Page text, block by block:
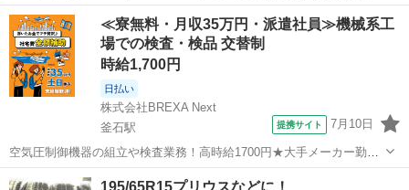
問題ありません。 タイヤはスタッドレスですが交換前提または履き潰
しとお考え下さい。
岩手 釜石市 鵜住居駅 タイヤ、ホイール
≪寮無料・月収35万円・派遣社員≫機械系工
場での検査・検品 交替制
時給1,700円
日払い
株式会社BREXA Next
釜石駅
提携サイト 7月10日
空気圧制御機器の組立や検査業務！高時給1700円★大手メーカー勤
務！嬉しい寮費無料！ワンルーム寮完備★マイカー通勤OK＆工場敷地
岩手 釜石市 その他
195/65R15プリウスなどに！